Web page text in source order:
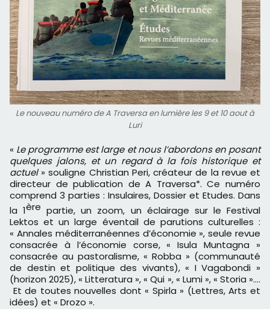
Le nouveau numéro de A Traversa en lumière les 9 et 10 aout à
Luri
« Le programme est large et nous l’abordons en posant
quelques jalons, et un regard à la fois historique et
actuel» souligne Christian Peri, créateur de la revue et
directeur de publication de A Traversa*. Ce numéro
comprend 3 parties : Insulaires, Dossier et Etudes. Dans
la 1ère partie, un zoom, un éclairage sur le Festival
Lektos et un large éventail de parutions culturelles :
« Annales méditerranéennes d’économie », seule revue
consacrée à l’économie corse, « Isula Muntagna »
consacrée au pastoralisme, « Robba » (communauté
de destin et politique des vivants), « I Vagabondi »
(horizon 2025), « Litteratura », « Qui », « Lumi », « Storia »….
Et de toutes nouvelles dont « Spirla » (Lettres, Arts et
idées) et « Drozo ».